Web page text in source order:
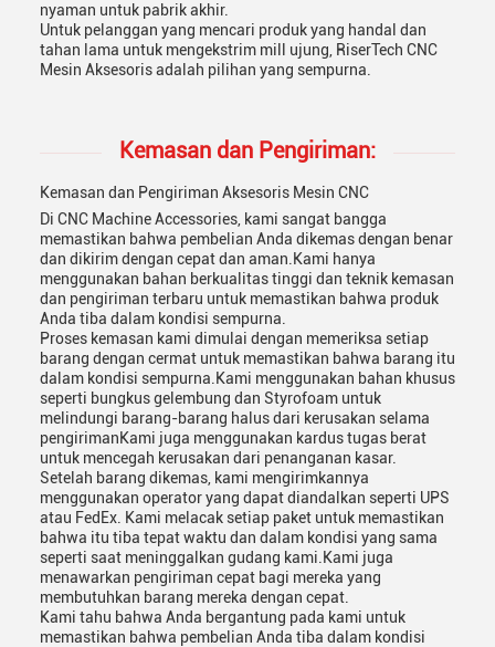
nyaman untuk pabrik akhir.
Untuk pelanggan yang mencari produk yang handal dan
tahan lama untuk mengekstrim mill ujung, RiserTech CNC
Mesin Aksesoris adalah pilihan yang sempurna.
Kemasan dan Pengiriman:
Kemasan dan Pengiriman Aksesoris Mesin CNC
Di CNC Machine Accessories, kami sangat bangga
memastikan bahwa pembelian Anda dikemas dengan benar
dan dikirim dengan cepat dan aman.Kami hanya
menggunakan bahan berkualitas tinggi dan teknik kemasan
dan pengiriman terbaru untuk memastikan bahwa produk
Anda tiba dalam kondisi sempurna.
Proses kemasan kami dimulai dengan memeriksa setiap
barang dengan cermat untuk memastikan bahwa barang itu
dalam kondisi sempurna.Kami menggunakan bahan khusus
seperti bungkus gelembung dan Styrofoam untuk
melindungi barang-barang halus dari kerusakan selama
pengirimanKami juga menggunakan kardus tugas berat
untuk mencegah kerusakan dari penanganan kasar.
Setelah barang dikemas, kami mengirimkannya
menggunakan operator yang dapat diandalkan seperti UPS
atau FedEx. Kami melacak setiap paket untuk memastikan
bahwa itu tiba tepat waktu dan dalam kondisi yang sama
seperti saat meninggalkan gudang kami.Kami juga
menawarkan pengiriman cepat bagi mereka yang
membutuhkan barang mereka dengan cepat.
Kami tahu bahwa Anda bergantung pada kami untuk
memastikan bahwa pembelian Anda tiba dalam kondisi